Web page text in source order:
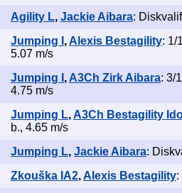
Agility L, Jackie Aibara:
Jumping I ,Alexis Bestagility: 1/
5.07 m/s
Jumping I , A3Ch Zirk Aibara: 3/
4.75 m/s
Jumping L,A3Ch Bestagility
b., 4.65 m/s
Jumping L, Jackie Aibara:
Zkouška IA2,Alexis Bestagility: